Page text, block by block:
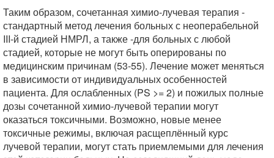
Таким образом, сочетанная химио-лучевая терапия -
стандартный метод лечения больных с неоперабельной
III-й стадией НМРЛ, а также -для больных с любой
стадией, которые не могут быть оперированы по
медицинским причинам (53-55). Лечение может меняться
в зависимости от индивидуальных особенностей
пациента. Для ослабленных (PS >=2) и пожилых полные
дозы сочетанной химио-лучевой терапии могут
оказаться токсичными. Возможно, новые менее
токсичные режимы, включая расщеплённый курс
лучевой терапии, могут стать приемлемыми для лечения